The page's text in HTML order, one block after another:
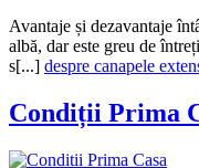
Avantaje și dezavantaje
albă, dar este greu de
s[...] despre canapele
Condiții Prima